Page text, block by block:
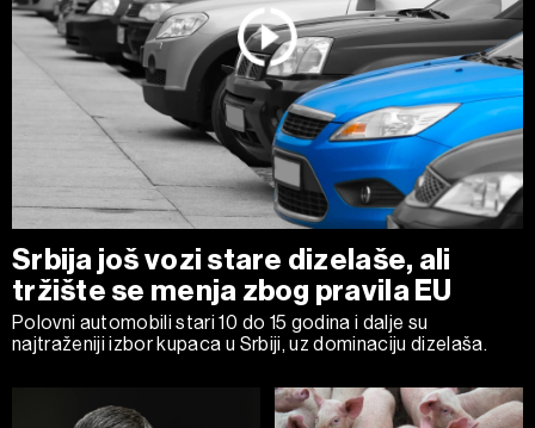
Srbija još vozi stare dizelaše, ali
tržište se menja zbog pravila EU
Polovni automobili stari 10 do 15 godina i dalje su
najtraženiji izbor kupaca u Srbiji, uz dominaciju dizelaša.